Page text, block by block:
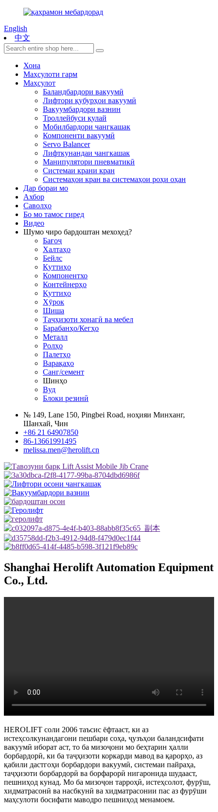
English
中文
Хона
Маҳсулоти гарм
Маҳсулот
Баландбардори вакуумӣ
Лифтори қубурҳои вакуумӣ
Вакуумбардори вазнин
Троллейбуси қулай
Мобилбардори чангкашак
Компоненти вакуумӣ
Servo Balancer
Лифткунандаи чангкашак
Манипулятори пневматикӣ
Системаи крани кран
Системаҳои кран ва системаҳои роҳи оҳан
Дар бораи мо
Ахбор
Саволҳо
Бо мо тамос гиред
Видео
Шумо чиро бардоштан мехоҳед?
Бағоҷ
Халтаҳо
Бейлс
Қуттиҳо
Компонентхо
Контейнерҳо
Қуттиҳо
Хӯрок
Шиша
Таҷҳизоти хонагӣ ва мебел
Барабанҳо/Кегҳо
Металл
Ролҳо
Палетҳо
Варақаҳо
Санг/семент
Шинҳо
Вуд
Блоки резинӣ
№ 149, Lane 150, Pingbei Road, ноҳияи Минханг,
Шанхай, Чин
+86 21 64907850
86-13661991495
melissa.men@herolift.cn
Shanghai Herolift Automation Equipment
Co., Ltd.
HEROLIFT соли 2006 таъсис ёфтааст, ки аз
истеҳсолкунандагони пешбари соҳа, ҷузъҳои баландсифати
вакуумӣ иборат аст, то ба мизоҷони мо беҳтарин ҳалли
борбардорӣ, ки ба таҷҳизоти коркарди мавод ва қарорҳо, аз
қабили дастгоҳи борбардори вакуумӣ, системаи пайраҳа,
таҷҳизоти борбардорӣ ва борфарорӣ нигаронида шудааст,
пешниҳод кунад. Мо ба мизоҷон тарроҳӣ, истеҳсолот, фурӯш,
хидматрасонӣ ва насбкунӣ ва хидматрасонии пас аз фурӯши
маҳсулоти босифати маводро пешниҳод менамоем.